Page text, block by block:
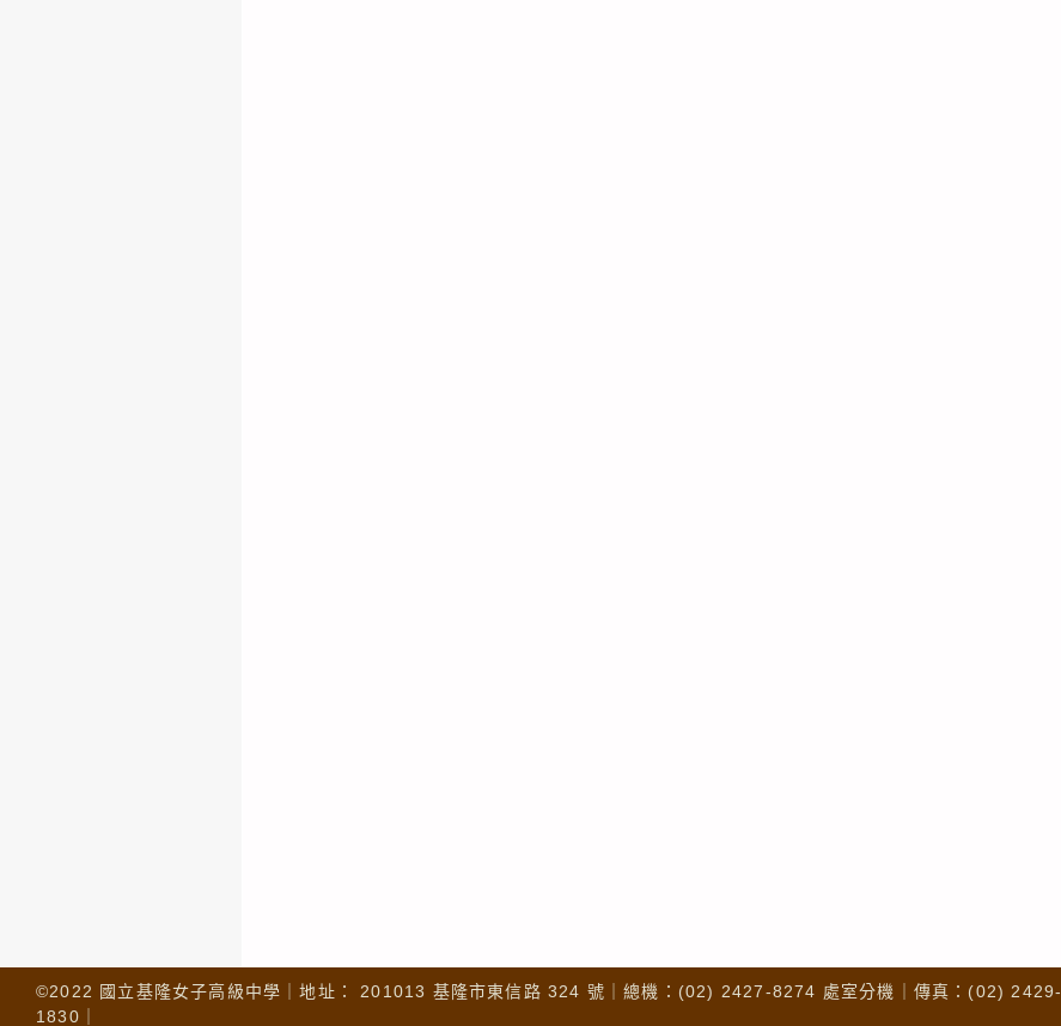
©2022 國立基隆女子高級中學｜地址： 201013 基隆市東信路 324 號｜總機：(02) 2427-8274 處室分機｜傳真：(02) 2429-
1830｜